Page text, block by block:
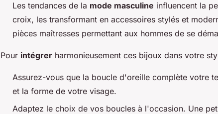
Les tendances de la mode masculine influencent la
croix, les transformant en accessoires stylés et
pièces maîtresses permettant aux hommes de se
Pour intégrer harmonieusement ces bijoux dans votre
Assurez-vous que la boucle d'oreille complète votre
et la forme de votre visage.
Adaptez le choix de vos boucles à l'occasion. Une